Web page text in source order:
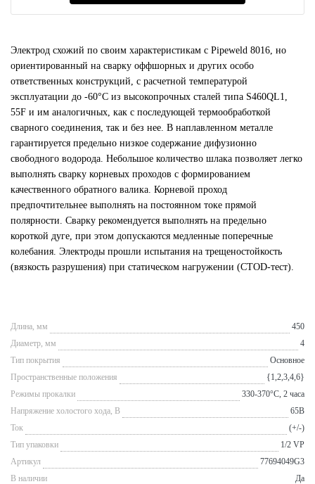
Электрод схожий по своим характеристикам с Pipeweld 8016, но
ориентированный на сварку оффшорных и других особо
ответственных конструкций, с расчетной температурой
эксплуатации до -60°С из высокопрочных сталей типа S460QL1,
55F и им аналогичных, как с последующей термообработкой
сварного соединения, так и без нее. В наплавленном металле
гарантируется предельно низкое содержание дифузионно
свободного водорода. Небольшое количество шлака позволяет легко
выполнять сварку корневых проходов с формированием
качественного обратного валика. Корневой проход
предпочтительнее выполнять на постоянном токе прямой
полярности. Сварку рекомендуется выполнять на предельно
короткой дуге, при этом допускаются медленные поперечные
колебания. Электроды прошли испытания на трещеностойкость
(вязкость разрушения) при статическом нагружении (CTOD-тест).
Длина, мм
450
Диаметр, мм
4
Тип покрытия
Основное
Пространственные положения
{1,2,3,4,6}
Режимы прокалки
330-370°С, 2 часа
Напряжение холостого хода, В
65В
Ток
(+/-)
Тип упаковки
1/2 VP
Артикул
77694049G3
В наличии
Да